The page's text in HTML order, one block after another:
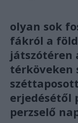
olyan sok
fákról a
játszótéren
térköveken
erjedésétől
perzselő